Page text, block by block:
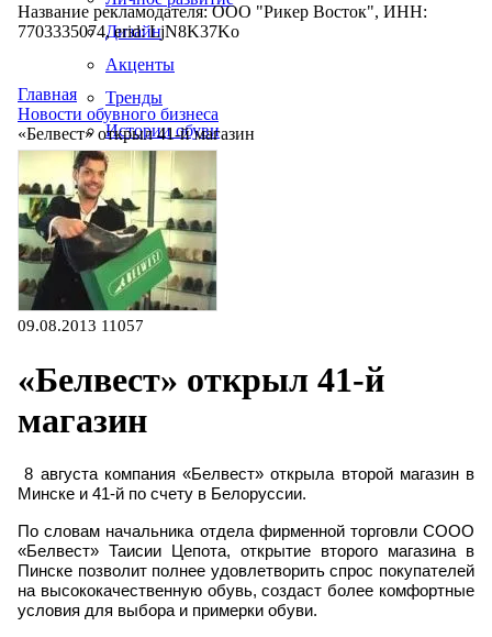
Дизайн
Акценты
Тренды
Истории обуви
Производство
Название рекламодателя: ООО "Рикер Восток", ИНН:
7703335074, erid: LjN8K37Ko
Главная
Новости обувного бизнеса
«Белвест» открыл 41-й магазин
09.08.2013 11057
«Белвест» открыл 41-й
магазин
8 августа компания «Белвест» открыла второй магазин в
Минске и 41-й по счету в Белоруссии.
По словам начальника отдела фирменной торговли СООО
«Белвест» Таисии Цепота, открытие второго магазина в
Пинске позволит полнее удовлетворить спрос покупателей
на высококачественную обувь, создаст более комфортные
условия для выбора и примерки обуви.